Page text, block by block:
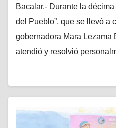
Bacalar.- Durante la
del Pueblo”, que se llevó a
gobernadora Mara Lezama
atendió y resolvió